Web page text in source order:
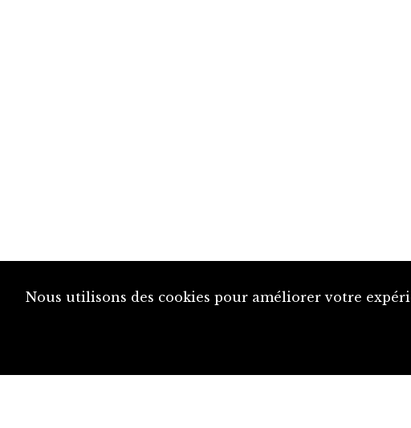
Nous utilisons des cookies pour améliorer votre